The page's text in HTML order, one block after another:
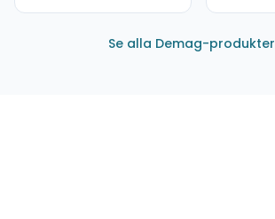
Se alla Demag-produkter